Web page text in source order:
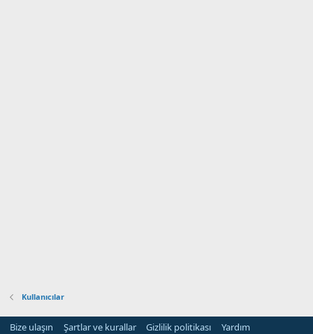
Kullanıcılar
Bize ulaşın Şartlar ve kurallar Gizlilik politikası
Yardım